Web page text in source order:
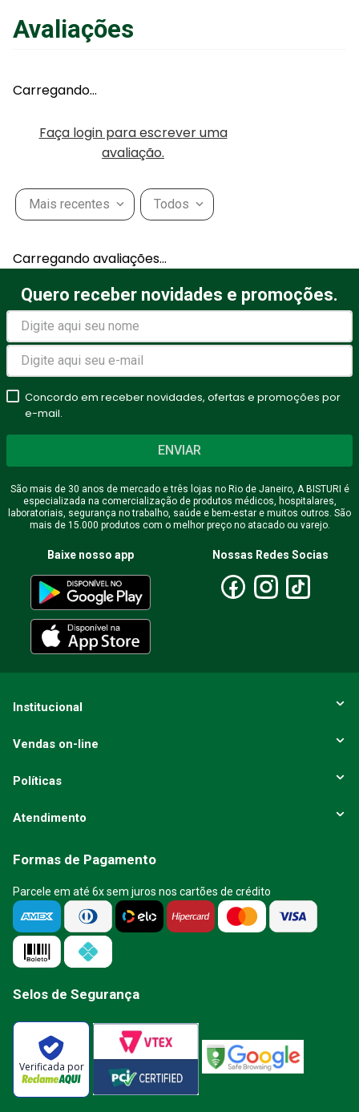
Adicionar ao Carrinho
Avaliações
Carregando…
Faça login para escrever uma
avaliação.
Mais recentes Todos
Carregando avaliações…
Quero receber novidades e promoções.
Concordo em receber novidades, ofertas e promoções por
e-mail.
ENVIAR
São mais de 30 anos de mercado e três lojas no Rio de Janeiro, A BISTURI é
especializada na comercialização de produtos médicos, hospitalares,
laboratoriais, segurança no trabalho, saúde e bem-estar e muitos outros. São
mais de 15.000 produtos com o melhor preço no atacado ou varejo.
Baixe nosso app Nossas Redes Socias
Institucional
Vendas on-line
Políticas
Atendimento
Formas de Pagamento
Parcele em até 6x sem juros nos cartões de crédito
Selos de Segurança
Verificada por